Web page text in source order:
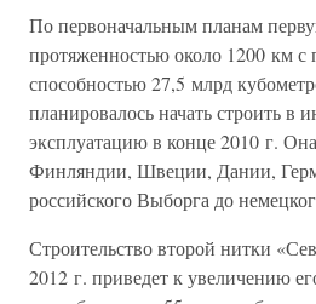
По первоначальным планам
протяженностью около 1200 км с
способностью 27,5 млрд
планировалось начать строить в
эксплуатацию в конце 2010 г.
Финляндии, Швеции, Дании,
российского Выборга до
Строительство второй нитки
2012 г. приведет к увеличению